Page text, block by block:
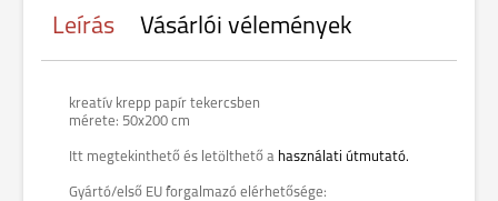
Leírás Vásárlói vélemények
kreatív krepp papír tekercsben
mérete: 50x200 cm
Itt megtekinthető és letölthető a használati útmutató.
Gyártó/első EU forgalmazó elérhetősége: